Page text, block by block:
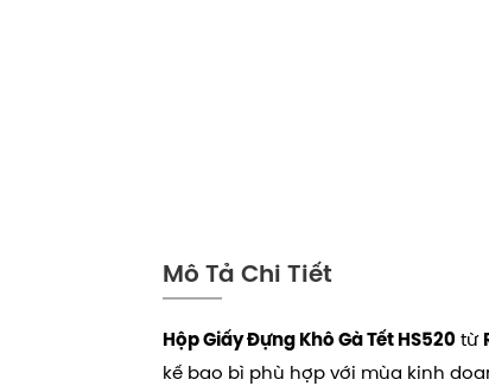
Mô Tả Chi Tiết
Hộp Giấy Đựng Khô Gà Tết HS520 từ
kế bao bì phù hợp với mùa kinh